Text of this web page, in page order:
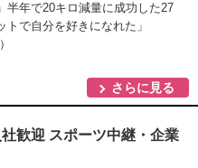
半年で20キロ減量に成功した27
トで自分を好きになれた」
さらに見る
歓迎 スポーツ中継・企業